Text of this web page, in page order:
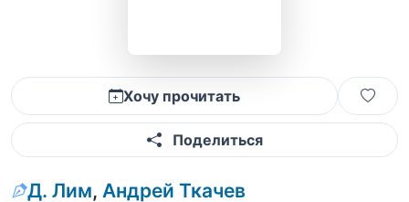
Хочу прочитать
Поделиться
Д. Лим, Андрей Ткачев